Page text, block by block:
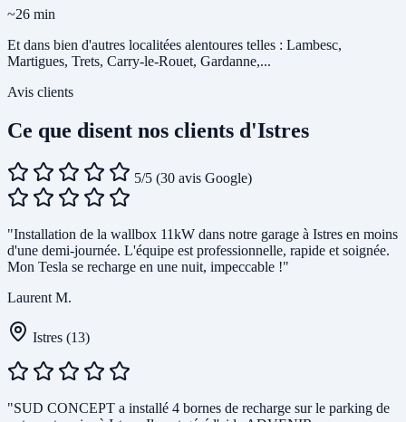
~26 min
Et dans bien d'autres localitées alentoures telles : Lambesc,
Martigues, Trets, Carry-le-Rouet, Gardanne,...
Avis clients
Ce que disent nos clients d'Istres
5/5 (30 avis Google)
"Installation de la wallbox 11kW dans notre garage à Istres en moins
d'une demi-journée. L'équipe est professionnelle, rapide et soignée.
Mon Tesla se recharge en une nuit, impeccable !"
Laurent M.
Istres (13)
"SUD CONCEPT a installé 4 bornes de recharge sur le parking de